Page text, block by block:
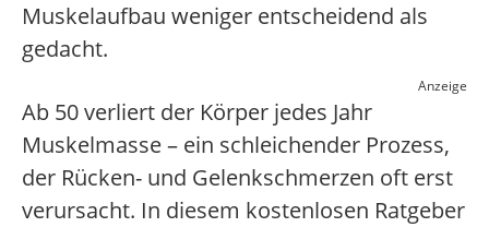
Muskelaufbau weniger entscheidend als
gedacht.
Anzeige
Ab 50 verliert der Körper jedes Jahr
Muskelmasse – ein schleichender Prozess,
der Rücken- und Gelenkschmerzen oft erst
verursacht. In diesem kostenlosen Ratgeber